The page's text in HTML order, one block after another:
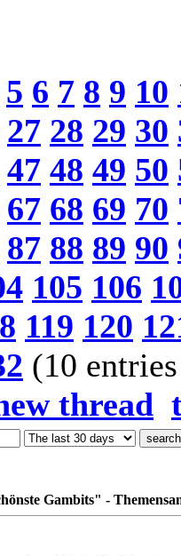
5 6 7 8 9 10
27 28 29 30
47 48 49 50
67 68 69 70
87 88 89 90
105 106
119 120
(10
thread
Gambits" -